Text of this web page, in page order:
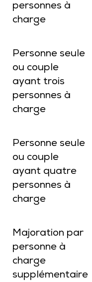
personnes à
charge
Personne seule
ou couple
ayant trois
personnes à
charge
Personne seule
ou couple
ayant quatre
personnes à
charge
Majoration par
personne à
charge
supplémentaire